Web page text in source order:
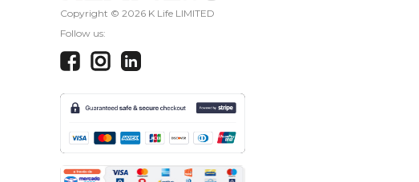
Copyright © 2026 K Life LIMITED
Follow us: